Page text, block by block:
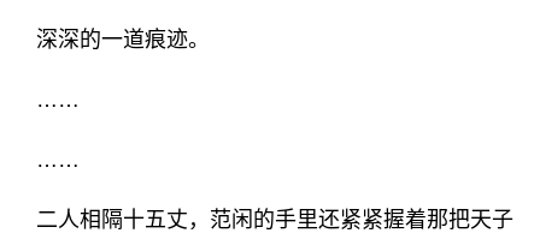
深深的一道痕迹。
……
……
二人相隔十五丈，范闲的手里还紧紧握着那把天子